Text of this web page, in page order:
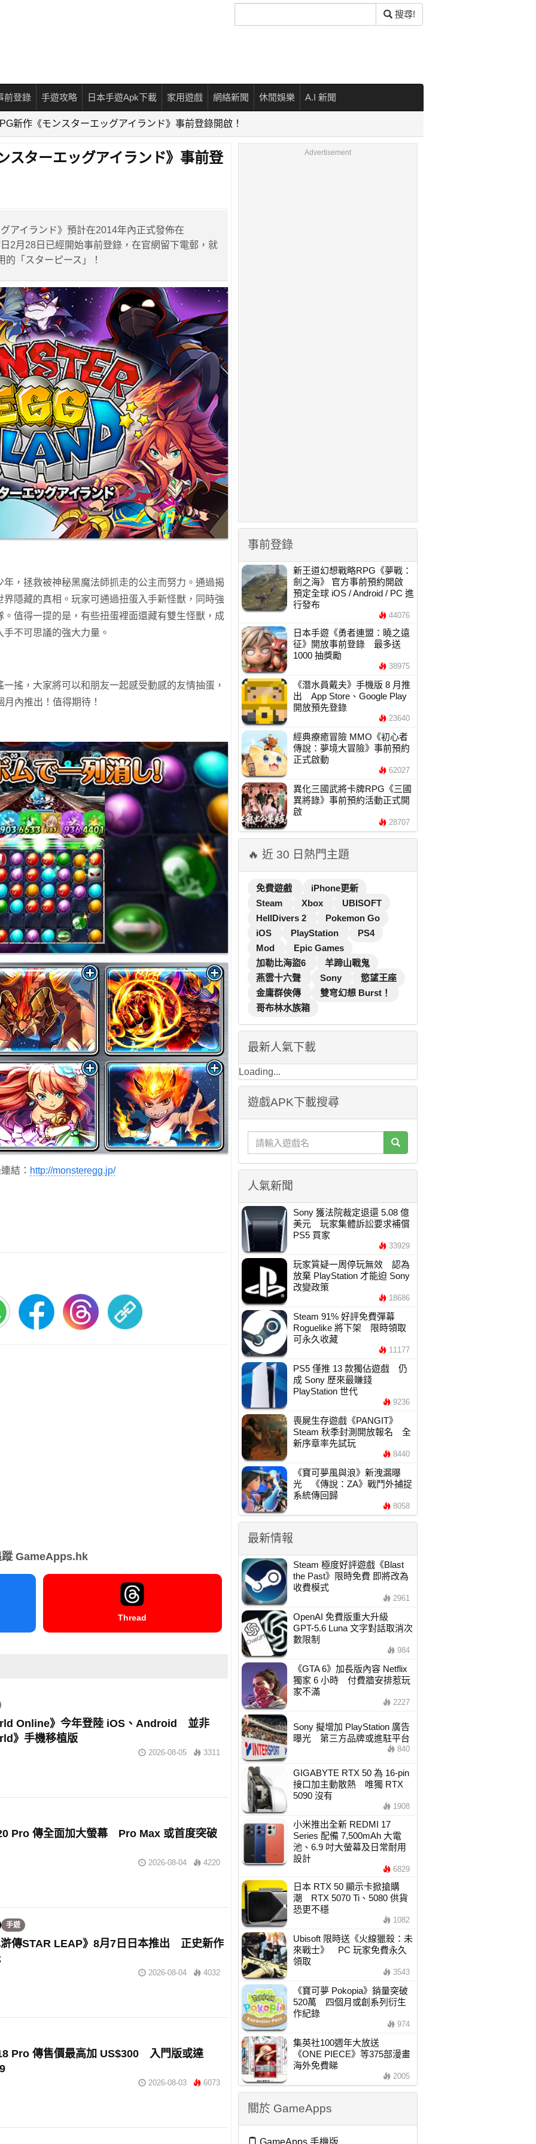
尋
搜尋!
前登錄 手遊攻略 日本手遊Apk下載 家用遊戲 網絡新聞 休閒娛樂 A.I 新聞
新作《モンスターエッグアイランド》事前登錄開啟！
スターエッグアイランド》事前登
アイランド》預計在2014年內正式發佈在
2月28日已經開始事前登錄，在官網留下電郵，就
的「スターピース」！
，拯救被神秘黑魔法師抓走的公主而努力。通過揭
隱藏的真相。玩家可通過扭蛋入手新怪獸，同時強
值得一提的是，有些扭蛋裡面還藏有雙生怪獸，成
不可思議的強大力量。
搖，大家將可以和朋友一起感受動感的友情抽蛋，
內推出！值得期待！
結： http://monsteregg.jp/
蹤 GameApps.hk
Thread
Online》今年登陸 iOS、Android 並非
》手機移植版
2026-08-05 3311
Pro 傳全面加大螢幕 Pro Max 或首度突破
2026-08-04 4220
手遊
傳STAR LEAP》8月7日日本推出 正史新作
2026-08-04 4032
Pro 傳售價最高加 US$300 入門版或達
2026-08-03 6073
Advertisement
事前登錄
新王道幻想戰略RPG《夢戰：
劍之海》 官方事前預約開啟
預定全球 iOS / Android / PC 進
行發布
44076
日本手遊《勇者連盟：曉之遠
征》開放事前登錄 最多送
1000 抽獎勵
38975
《潛水員戴夫》手機版 8 月推
出 App Store、Google Play
開放預先登錄
23640
經典療癒冒險 MMO《初心者
傳說：夢境大冒險》事前預約
正式啟動
62027
異化三國武將卡牌RPG《三國
異將錄》事前預約活動正式開
啟
28707
🔥 近 30 日熱門主題
免費遊戲
iPhone更新
Steam
Xbox
UBISOFT
HellDivers 2
Pokemon Go
iOS
PlayStation
PS4
Mod
Epic Games
加勒比海盜6
羊蹄山戰鬼
燕雲十六聲
Sony
慾望王座
金庸群俠傳
雙穹幻想 Burst！
哥布林水族箱
最新人氣下載
Loading...
遊戲APK下載搜尋
人氣新聞
Sony 獲法院裁定退還 5.08 億
美元 玩家集體訴訟要求補償
PS5 買家
33929
玩家質疑一周停玩無效 認為
放棄 PlayStation 才能迫 Sony
改變政策
18686
Steam 91% 好評免費彈幕
Roguelike 將下架 限時領取
可永久收藏
11177
PS5 僅推 13 款獨佔遊戲 仍
成 Sony 歷來最賺錢
PlayStation 世代
9236
喪屍生存遊戲《PANGIT》
Steam 秋季封測開放報名 全
新序章率先試玩
8440
《寶可夢風與浪》新洩漏曝
光 《傳說：ZA》戰鬥外捕捉
系統傳回歸
8058
最新情報
Steam 極度好評遊戲《Blast
the Past》限時免費 即將改為
收費模式
2961
OpenAI 免費版重大升級
GPT-5.6 Luna 文字對話取消次
數限制
984
《GTA 6》加長版內容 Netflix
獨家 6 小時 付費牆安排惹玩
家不滿
2227
Sony 擬增加 PlayStation 廣告
曝光 第三方品牌或進駐平台
840
GIGABYTE RTX 50 為 16-pin
接口加主動散熱 唯獨 RTX
5090 沒有
1908
小米推出全新 REDMI 17
Series 配備 7,500mAh 大電
池、6.9 吋大螢幕及日常耐用
設計
6829
日本 RTX 50 顯示卡掀搶購
潮 RTX 5070 Ti、5080 供貨
恐更不穩
1082
Ubisoft 限時送《火線獵殺：未
來戰士》 PC 玩家免費永久
領取
3543
《寶可夢 Pokopia》銷量突破
520萬 四個月或創系列衍生
作紀錄
974
集英社100週年大放送
《ONE PIECE》等375部漫畫
海外免費睇
2005
關於 GameApps
GameApps 手機版